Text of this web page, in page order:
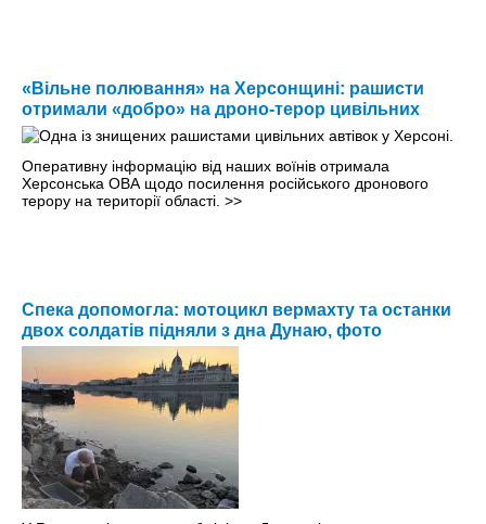
«Вільне полювання» на Херсонщині: рашисти
отримали «добро» на дроно-терор цивільних
Оперативну інформацію від наших воїнів отримала
Херсонська ОВА щодо посилення російського дронового
терору на території області. >>
Спека допомогла: мотоцикл вермахту та останки
двох солдатів підняли з дна Дунаю, фото